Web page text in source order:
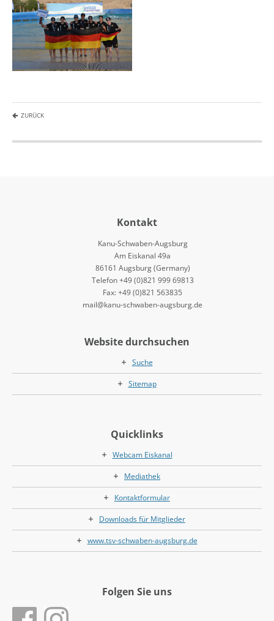
ZURÜCK
Kontakt
Kanu-Schwaben-Augsburg
Am Eiskanal 49a
86161 Augsburg (Germany)
Telefon +49 (0)821 999 69813
Fax: +49 (0)821 563835
mail@kanu-schwaben-augsburg.de
Website durchsuchen
Suche
Sitemap
Quicklinks
Webcam Eiskanal
Mediathek
Kontaktformular
Downloads für Mitglieder
www.tsv-schwaben-augsburg.de
Folgen Sie uns